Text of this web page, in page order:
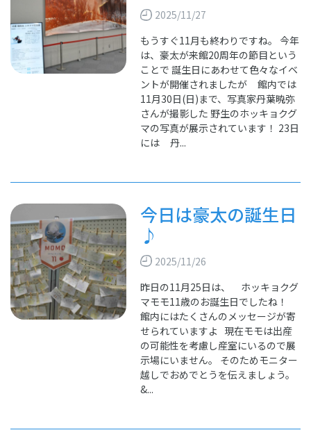
2025/11/27
もうすぐ11月も終わりですね。 今年
は、豪太が来館20周年の節目という
ことで 誕生日にあわせて色々なイベ
ントが開催されましたが 館内では
11月30日(日)まで、写真家丹葉暁弥
さんが撮影した 野生のホッキョクグ
マの写真が展示されています！ 23日
には 丹...
今日は豪太の誕生日
♪
2025/11/26
昨日の11月25日は、 ホッキョクグ
マモモ11歳のお誕生日でしたね！
館内にはたくさんのメッセージが寄
せられていますよ 現在モモは出産
の可能性を考慮し産室にいるので展
示場にいません。 そのためモニター
越しでおめでとうを伝えましょう。
&...